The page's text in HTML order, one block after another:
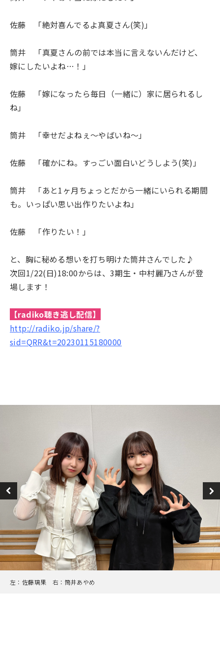
佐藤 「絶対喜んでるよ真夏さん(笑)」
筒井 「真夏さんの前では本当に言えないんだけど、
嫁にしたいよね…！」
佐藤 「嫁になったら毎日（一緒に）家に居られるし
ね」
筒井 「幸せだよねぇ〜やばいね〜」
佐藤 「確かにね。すっごい面白いどうしよう(笑)」
筒井 「あと1ヶ月ちょっとだから一緒にいられる期間
も。いっぱい思い出作りたいよね」
佐藤 「作りたい！」
と、胸に秘める想いを打ち明けた筒井さんでした♪
次回1/22(日)18:00からは、3期生・中村麗乃さんが登
場します！
【radiko聴き逃し配信】
http://radiko.jp/share/?
sid=QRR&t=20230115180000
左：佐藤璃果 右：筒井あやめ